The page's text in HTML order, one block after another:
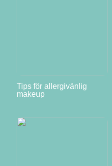
Tips för allergivänlig
makeup